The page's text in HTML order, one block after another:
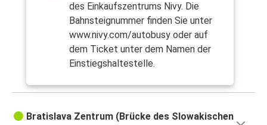
des Einkaufszentrums Nivy. Die
Bahnsteignummer finden Sie unter
www.nivy.com/autobusy oder auf
dem Ticket unter dem Namen der
Einstiegshaltestelle.
Bratislava Zentrum (Brücke des Slowakischen